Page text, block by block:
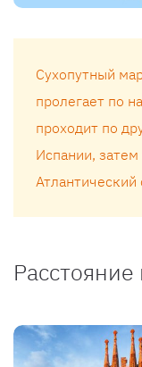
Сухопутный
пролегает по
проходит по
Испании,
Атлантический